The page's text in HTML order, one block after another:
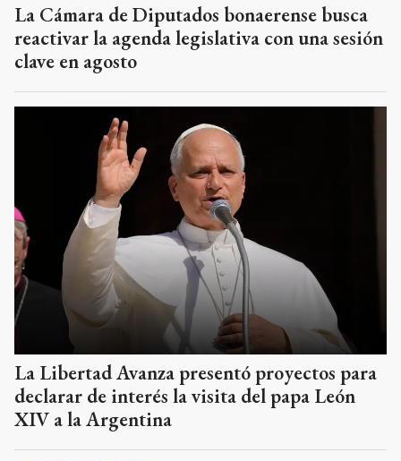
La Cámara de Diputados bonaerense busca
reactivar la agenda legislativa con una sesión
clave en agosto
La Libertad Avanza presentó proyectos para
declarar de interés la visita del papa León
XIV a la Argentina